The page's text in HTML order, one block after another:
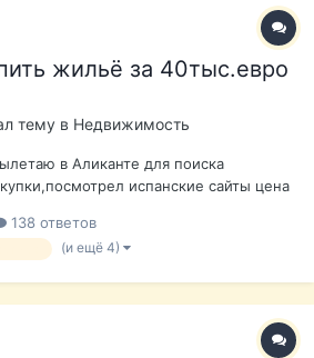
жильё за 40тыс.евро
тему в Недвижимость
в Аликанте для поиска
испанские сайты цена
138 ответов
(и ещё 4)